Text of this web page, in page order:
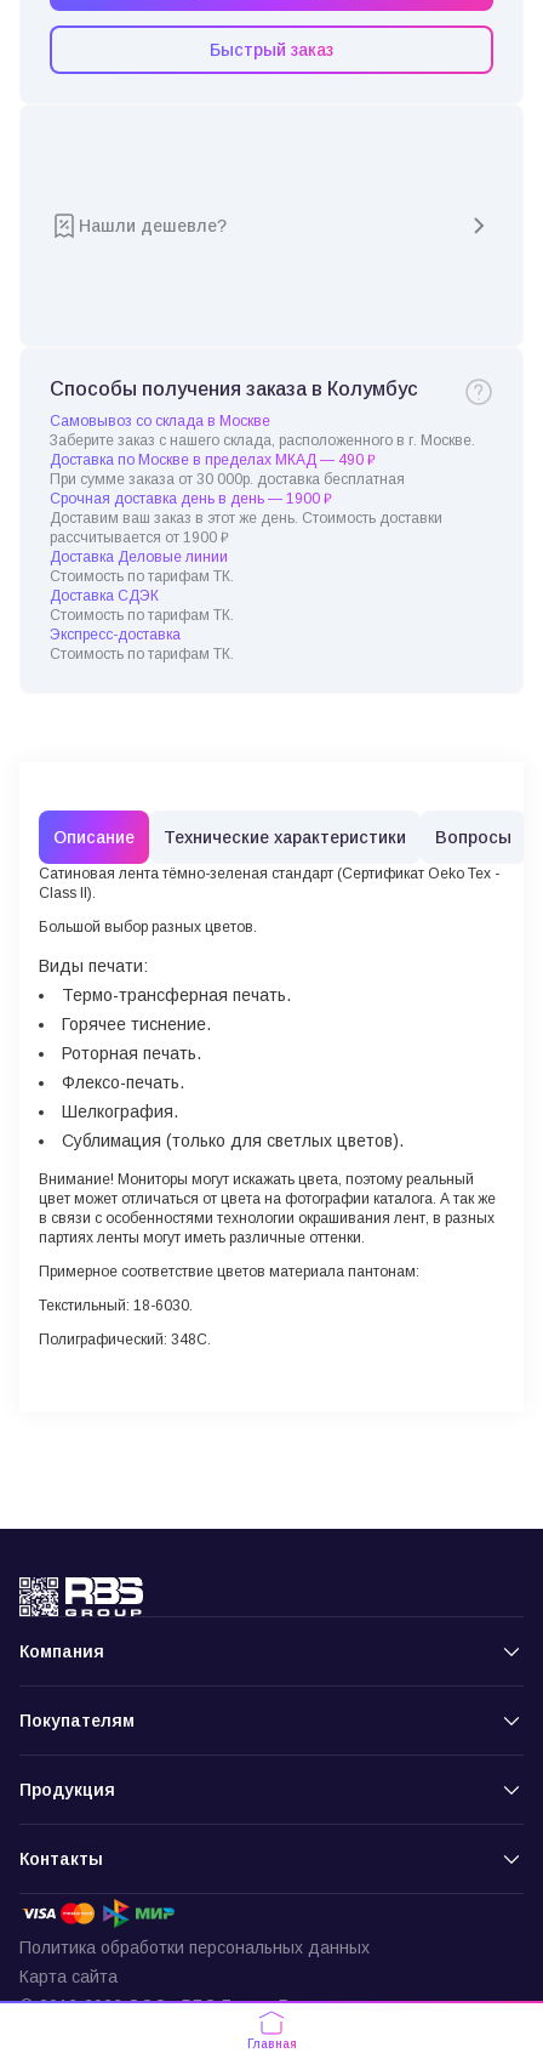
Быстрый заказ
Нашли дешевле?
Способы получения заказа в Колумбус
Самовывоз со склада в Москве
Заберите заказ с нашего склада, расположенного в г. Москве.
Доставка по Москве в пределах МКАД — 490 ₽
При сумме заказа от 30 000р. доставка бесплатная
Срочная доставка день в день — 1900 ₽
Доставим ваш заказ в этот же день. Стоимость доставки
рассчитывается от 1900 ₽
Доставка Деловые линии
Стоимость по тарифам ТК.
Доставка СДЭК
Стоимость по тарифам ТК.
Экспресс-доставка
Стоимость по тарифам ТК.
Описание Технические характеристики Вопросы
Сатиновая лента тёмно-зеленая стандарт (Сертификат Oeko Tex -
Class II).
Большой выбор разных цветов.
Виды печати:
Термо-трансферная печать.
Горячее тиснение.
Роторная печать.
Флексо-печать.
Шелкография.
Сублимация (только для светлых цветов).
Внимание! Мониторы могут искажать цвета, поэтому реальный
цвет может отличаться от цвета на фотографии каталога. А так же
в связи с особенностями технологии окрашивания лент, в разных
партиях ленты могут иметь различные оттенки.
Примерное соответствие цветов материала пантонам:
Текстильный: 18-6030.
Полиграфический: 348С.
Компания
Покупателям
Продукция
Контакты
Политика обработки персональных данных
Карта сайта
© 2016-2026 ООО «РБС-Групп» Все права защищены
Главная